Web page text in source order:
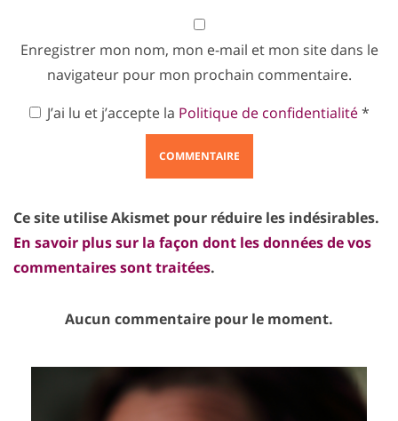
Enregistrer mon nom, mon e-mail et mon site dans le
navigateur pour mon prochain commentaire.
J’ai lu et j’accepte la Politique de confidentialité*
Ce site utilise Akismet pour réduire les indésirables.
En savoir plus sur la façon dont les données de vos
commentaires sont traitées.
Aucun commentaire pour le moment.